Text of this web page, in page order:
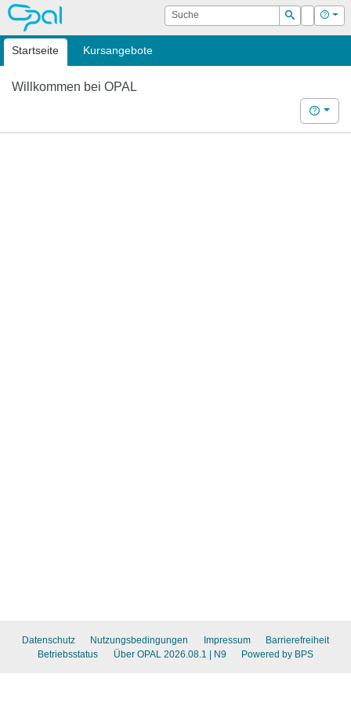
OPAL Suche
Suchen
Login Hilfe
Startseite Kursangebote
Willkommen bei OPAL
Hilfe
Datenschutz Nutzungsbedingungen Impressum
Barrierefreiheit
Betriebsstatus
Über OPAL 2026.08.1 | N9 Powered by BPS